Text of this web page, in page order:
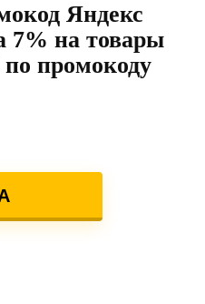
Яндекс
на товары
по промокоду